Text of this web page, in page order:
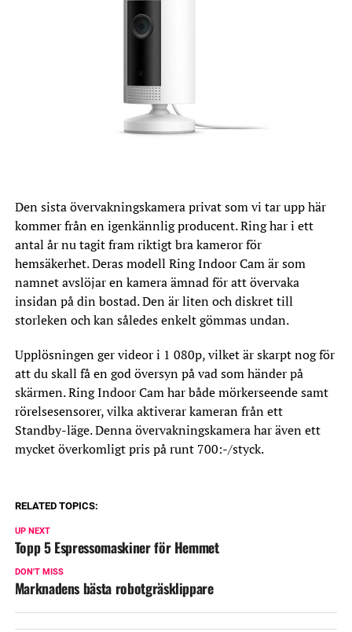
Den sista övervakningskamera privat som vi tar upp här
kommer från en igenkännlig producent. Ring har i ett
antal år nu tagit fram riktigt bra kameror för
hemsäkerhet. Deras modell Ring Indoor Cam är som
namnet avslöjar en kamera ämnad för att övervaka
insidan på din bostad. Den är liten och diskret till
storleken och kan således enkelt gömmas undan.
Upplösningen ger videor i 1 080p, vilket är skarpt nog för
att du skall få en god översyn på vad som händer på
skärmen. Ring Indoor Cam har både mörkerseende samt
rörelsesensorer, vilka aktiverar kameran från ett
Standby-läge. Denna övervakningskamera har även ett
mycket överkomligt pris på runt 700:-/styck.
RELATED TOPICS:
UP NEXT
Topp 5 Espressomaskiner för Hemmet
DON'T MISS
Marknadens bästa robotgräsklippare